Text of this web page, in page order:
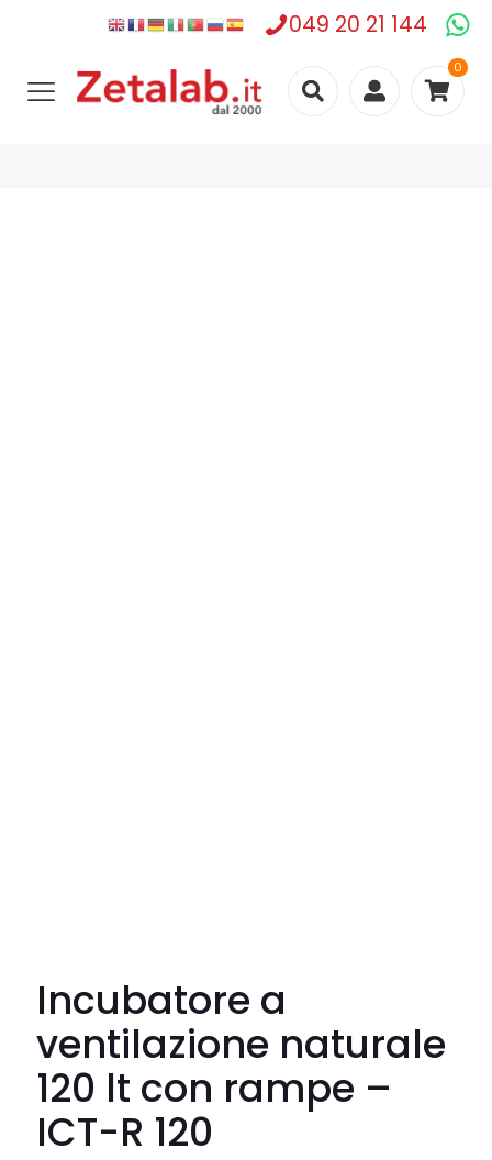
049 20 21 144
0
Incubatore a
ventilazione naturale
120 lt con rampe –
ICT-R 120